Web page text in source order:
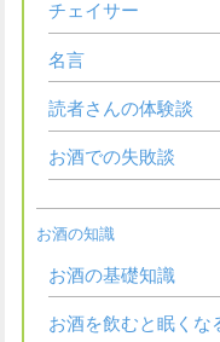
チェイサー
名言
読者さんの体験談
お酒での失敗談
お酒の知識
お酒の基礎知識
お酒を飲むと眠くな